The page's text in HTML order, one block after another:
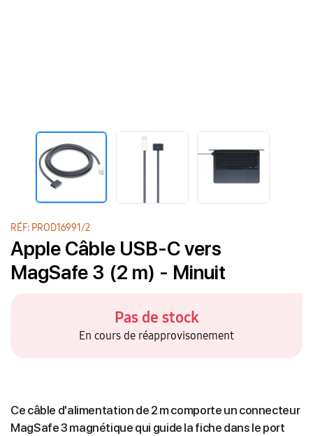
RÉF: PROD16991/2
Apple Câble USB-C vers
MagSafe 3 (2 m) - Minuit
Pas de stock
En cours de réapprovisonement
Ce câble d'alimentation de 2 m comporte un connecteur
MagSafe 3 magnétique qui guide la fiche dans le port